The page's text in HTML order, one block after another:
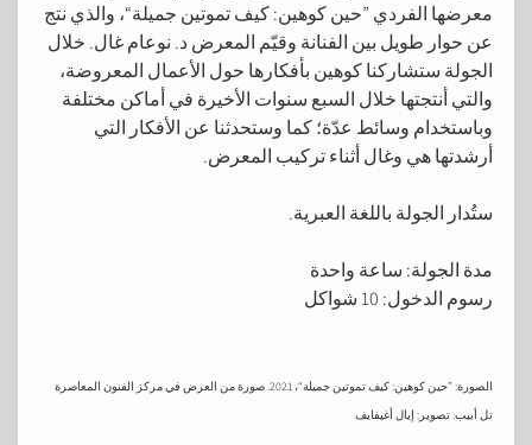
معرضها الفردي ”حين كوهين: كيف تموتين جميلة“، والذي نتج
عن حوار طويل بين الفنانة وقيّم المعرض د. نوعام غال. خلال
الجولة ستشاركنا كوهين بأفكارها حول الأعمال المعروضة،
والتي أنتجتها خلال السبع سنوات الأخيرة في أماكن مختلفة
وباستخدام وسائط عدّة؛ كما وستحدثنا عن الأفكار التي
أرشدتها هي وغال أثناء تركيب المعرض.
ستُدار الجولة باللغة العبرية.
مدة الجولة: ساعة واحدة
رسوم الدخول: 10 شواكل
الصورة: ”حين كوهين: كيف تموتين جميلة“، 2021. صورة من العرض في مركز الفنون المعاصرة
تل أبيب. تصوير: إيال أغيفايف